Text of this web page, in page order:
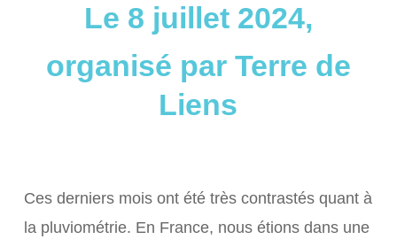
Le 8 juillet 2024,
organisé par Terre de
Liens
Ces derniers mois ont été très contrastés quant à
la pluviométrie. En France, nous étions dans une